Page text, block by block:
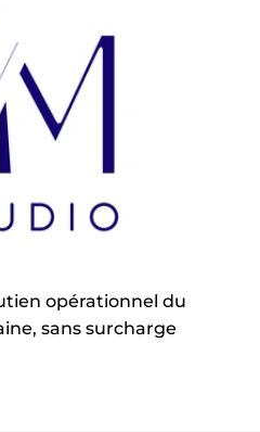
opérationnel du
sans surcharge